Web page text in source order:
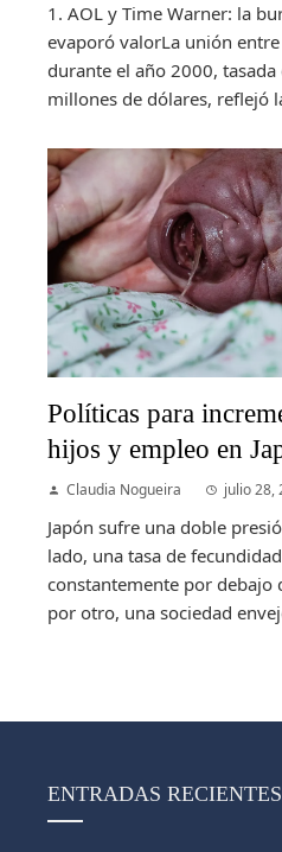
1. AOL y Time Warner: la
evaporó valorLa unión
durante el año 2000,
millones de dólares, reflejó
Políticas para
hijos y empleo en
Claudia Nogueira julio 28,
Japón sufre una doble
lado, una tasa de
constantemente por debajo
por otro, una sociedad
ENTRADAS RECIENTES